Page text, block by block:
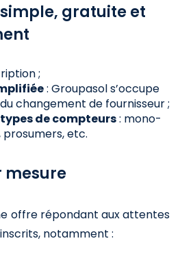
gratuite et
;
: Groupasol s’occupe
changement de fournisseur ;
de compteurs: mono-
etc.
mesure
offre répondant aux attentes
notamment :